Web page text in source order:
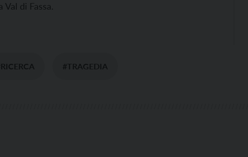
di Fassa.
#TRAGEDIA